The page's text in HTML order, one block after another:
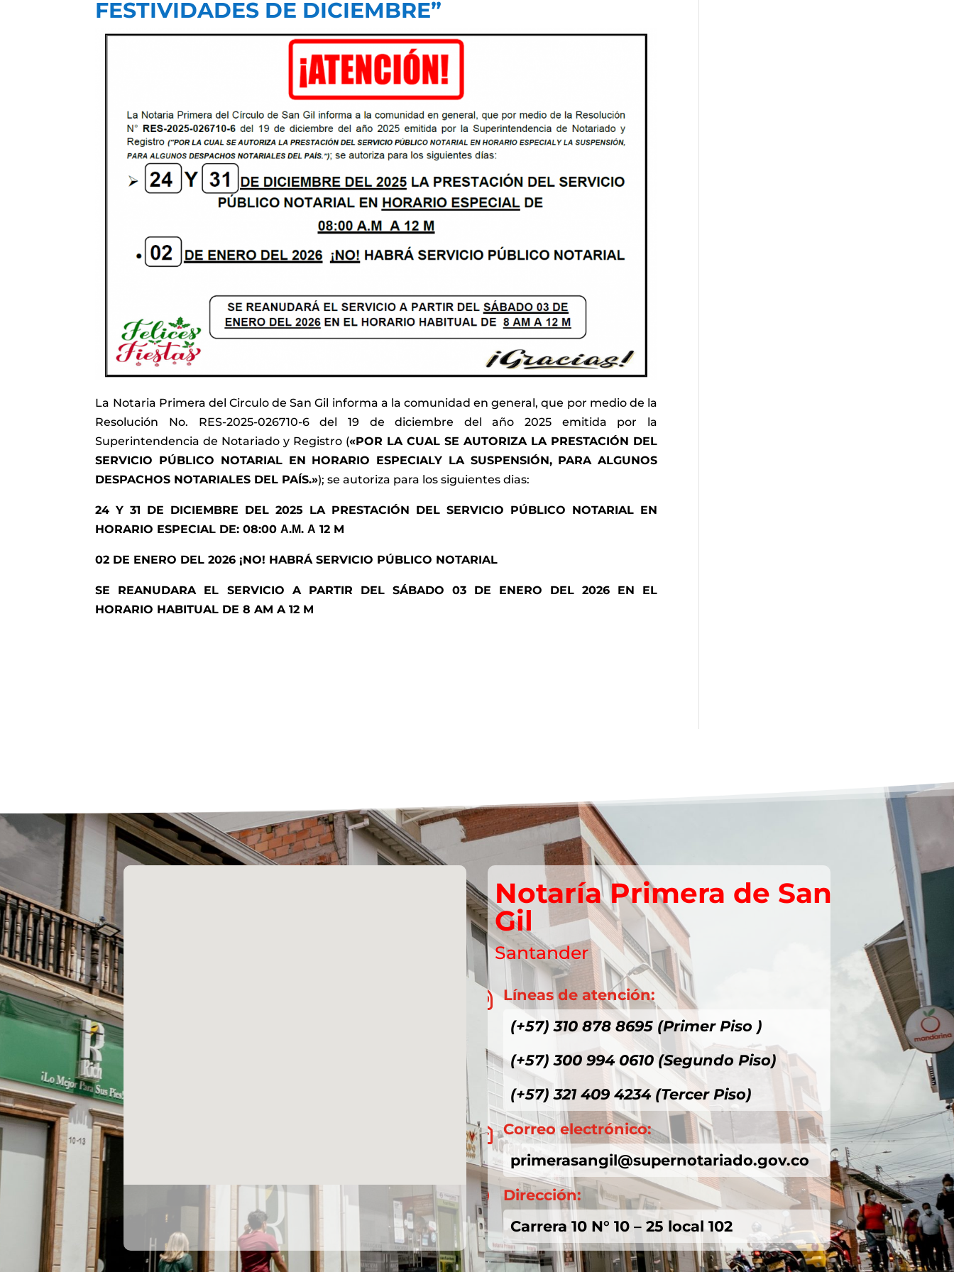
FESTIVIDADES DE DICIEMBRE”
La Notaria Primera del Circulo de San Gil informa a la comunidad en general, que por medio de la
Resolución No. RES-2025-026710-6 del 19 de diciembre del año 2025 emitida por la
Superintendencia de Notariado y Registro («POR LA CUAL SE AUTORIZA LA PRESTACIÓN DEL
SERVICIO PÚBLICO NOTARIAL EN HORARIO ESPECIALY LA SUSPENSIÓN, PARA ALGUNOS
DESPACHOS NOTARIALES DEL PAÍS.»); se autoriza para los siguientes dias:
24 Y 31 DE DICIEMBRE DEL 2025 LA PRESTACIÓN DEL SERVICIO PÚBLICO NOTARIAL EN
HORARIO ESPECIAL DE:08:00 Α.Μ. Α 12 M
02 DE ENERO DEL 2026 ¡NO! HABRÁ SERVICIO PÚBLICO NOTARIAL
SE REANUDARA EL SERVICIO A PARTIR DEL SÁBADO 03 DE ENERO DEL 2026 EN EL
HORARIO HABITUAL DE 8 AM A 12 M
Notaría Primera de San
Gil
Santander

Líneas de atención:
(+57) 310 878 8695 (Primer Piso )
(+57) 300 994 0610 (Segundo Piso)
(+57) 321 409 4234 (Tercer Piso)
 Correo electrónico:
primerasangil@supernotariado.gov.co

Dirección:
Carrera 10 N° 10 – 25 local 102